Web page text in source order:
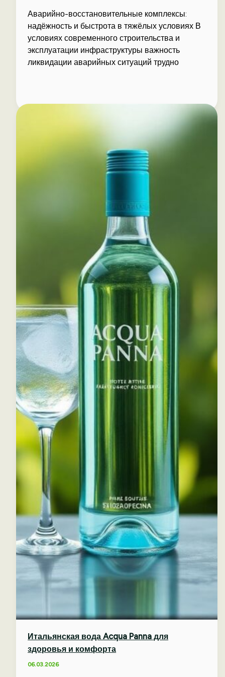
Аварийно-восстановительные комплексы:
надёжность и быстрота в тяжёлых условиях В
условиях современного строительства и
эксплуатации инфраструктуры важность
ликвидации аварийных ситуаций трудно
Итальянская вода Acqua Panna для
здоровья и комфорта
06.03.2026